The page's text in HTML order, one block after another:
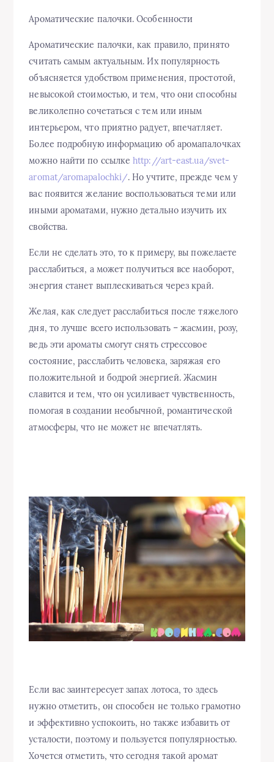
Ароматические палочки. Особенности
Ароматические палочки, как правило, принято
считать самым актуальным. Их популярность
объясняется удобством применения, простотой,
невысокой стоимостью, и тем, что они способны
великолепно сочетаться с тем или иным
интерьером, что приятно радует, впечатляет.
Более подробную информацию об аромапалочках
можно найти по ссылкеhttp://art-east.ua/svet-
aromat/aromapalochki/. Но учтите, прежде чем у
вас появится желание воспользоваться теми или
иными ароматами, нужно детально изучить их
свойства.
Если не сделать это, то к примеру, вы пожелаете
расслабиться, а может получиться все наоборот,
энергия станет выплескиваться через край.
Желая, как следует расслабиться после тяжелого
дня, то лучше всего использовать – жасмин, розу,
ведь эти ароматы смогут снять стрессовое
состояние, расслабить человека, заряжая его
положительной и бодрой энергией. Жасмин
славится и тем, что он усиливает чувственность,
помогая в создании необычной, романтической
атмосферы, что не может не впечатлять.
Если вас заинтересует запах лотоса, то здесь
нужно отметить, он способен не только грамотно
и эффективно успокоить, но также избавить от
усталости, поэтому и пользуется популярностью.
Хочется отметить, что сегодня такой аромат